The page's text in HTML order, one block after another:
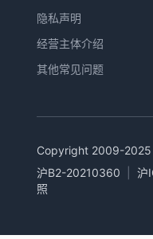
隐私声明
经营主体介绍
其他常见问题
Copyright 2009-2025
沪B2-20210360
沪
照